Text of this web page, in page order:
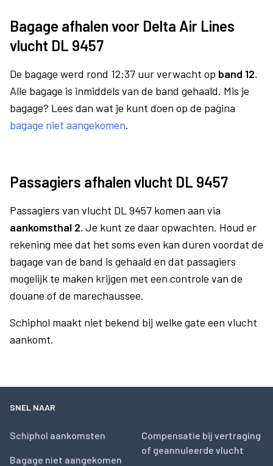
Bagage afhalen voor Delta Air Lines
vlucht DL 9457
De bagage werd rond 12:37 uur verwacht op band 12.
Alle bagage is inmiddels van de band gehaald. Mis je
bagage? Lees dan wat je kunt doen op de pagina
bagage niet aangekomen.
Passagiers afhalen vlucht DL 9457
Passagiers van vlucht DL 9457 komen aan via
aankomsthal 2. Je kunt ze daar opwachten. Houd er
rekening mee dat het soms even kan duren voordat de
bagage van de band is gehaald en dat passagiers
mogelijk te maken krijgen met een controle van de
douane of de marechaussee.
Schiphol maakt niet bekend bij welke gate een vlucht
aankomt.
SNEL NAAR
Schiphol aankomsten
Bagage niet aangekomen
Compensatie bij vertraging
of geannuleerde vlucht